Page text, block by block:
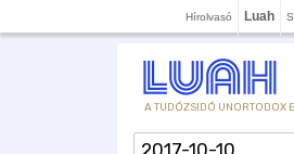
Hírolvasó Luah
A TUDÓZSIDÓ UNORTODOX